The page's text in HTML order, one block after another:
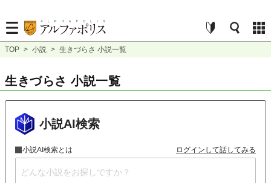
TOP > 小説 > 生きづらさ 小説一覧
生きづらさ 小説一覧
小説AI検索
小説AI検索とは ログインして話してみる